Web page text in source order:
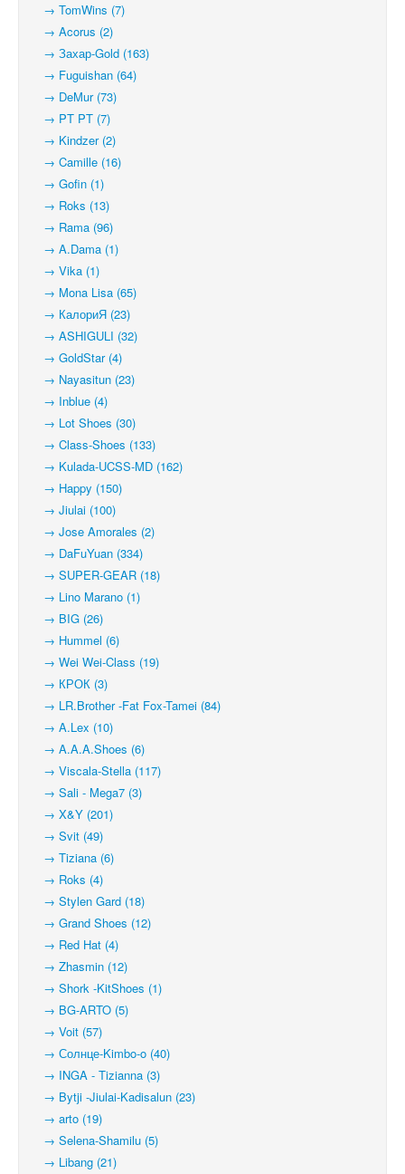
→ TomWins (7)
→ Acorus (2)
→ Захар-Gold (163)
→ Fuguishan (64)
→ DeMur (73)
→ PT PT (7)
→ Kindzer (2)
→ Camille (16)
→ Gofin (1)
→ Roks (13)
→ Rama (96)
→ A.Dama (1)
→ Vika (1)
→ Mona Lisa (65)
→ КалориЯ (23)
→ ASHIGULI (32)
→ GoldStar (4)
→ Nayasitun (23)
→ Inblue (4)
→ Lot Shoes (30)
→ Class-Shoes (133)
→ Kulada-UCSS-MD (162)
→ Happy (150)
→ Jiulai (100)
→ Jose Amorales (2)
→ DaFuYuan (334)
→ SUPER-GEAR (18)
→ Lino Marano (1)
→ BIG (26)
→ Hummel (6)
→ Wei Wei-Class (19)
→ КРОК (3)
→ LR.Brother -Fat Fox-Tamei (84)
→ A.Lex (10)
→ A.A.A.Shoes (6)
→ Viscala-Stella (117)
→ Sali - Mega7 (3)
→ X&Y (201)
→ Svit (49)
→ Tiziana (6)
→ Roks (4)
→ Stylen Gard (18)
→ Grand Shoes (12)
→ Red Hat (4)
→ Zhasmin (12)
→ Shork -KitShoes (1)
→ BG-ARTO (5)
→ Voit (57)
→ Солнце-Kimbo-o (40)
→ INGA - Tizianna (3)
→ Bytji -Jiulai-Kadisalun (23)
→ arto (19)
→ Selena-Shamilu (5)
→ Libang (21)